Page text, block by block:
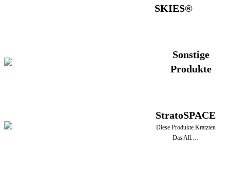
SKIES®
Sonstige
Produkte
StratoSPACE
Diese Produkte Kratzten
Das All.…